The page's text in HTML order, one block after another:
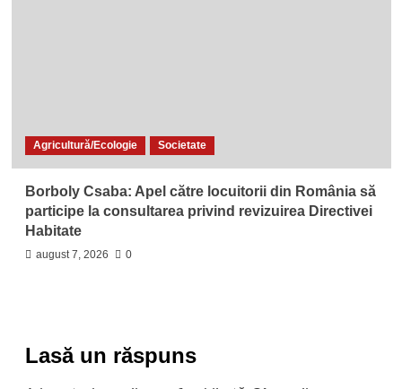
Agricultură/Ecologie Societate
Borboly Csaba: Apel către locuitorii din România să
participe la consultarea privind revizuirea Directivei
Habitate
august 7, 2026 0
Lasă un răspuns